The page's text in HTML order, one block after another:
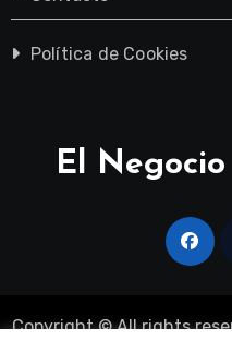
Política de Cookies
El
Copyright © All rights